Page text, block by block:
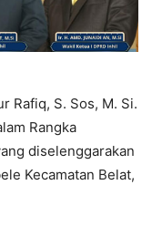
Rafiq, S. Sos, M. Si.
Rangka
diselenggarakan
Kecamatan Belat,